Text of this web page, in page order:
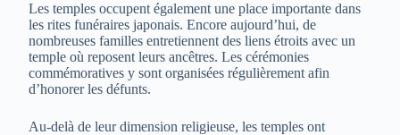
Les temples occupent également une place importante dans
les rites funéraires japonais. Encore aujourd’hui, de
nombreuses familles entretiennent des liens étroits avec un
temple où reposent leurs ancêtres. Les cérémonies
commémoratives y sont organisées régulièrement afin
d’honorer les défunts.
Au-delà de leur dimension religieuse, les temples ont